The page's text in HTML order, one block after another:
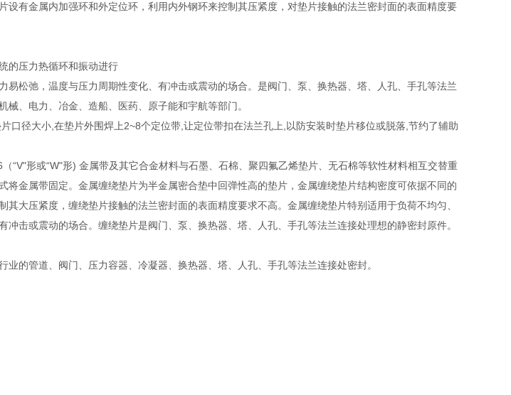
设有金属内加强环和外定位环，利用内外钢环来控制其压紧度，对垫片接触的法兰密封面的表面精度要
的压力热循环和振动进行
易松弛，温度与压力周期性变化、有冲击或震动的场合。是阀门、泵、换热器、塔、人孔、手孔等法兰
、电力、冶金、造船、医药、原子能和宇航等部门。
口径大小,在垫片外围焊上2~8个定位带,让定位带扣在法兰孔上,以防安装时垫片移位或脱落,节约了辅助
“V"形或“W"形) 金属带及其它合金材料与石墨、石棉、聚四氟乙烯垫片、无石棉等软性材料相互交替重
将金属带固定。金属缠绕垫片为半金属密合垫中回弹性高的垫片，金属缠绕垫片结构密度可依据不同的
其大压紧度，缠绕垫片接触的法兰密封面的表面精度要求不高。金属缠绕垫片特别适用于负荷不均匀、
冲击或震动的场合。缠绕垫片是阀门、泵、换热器、塔、人孔、手孔等法兰连接处理想的静密封原件。
业的管道、阀门、压力容器、冷凝器、换热器、塔、人孔、手孔等法兰连接处密封。